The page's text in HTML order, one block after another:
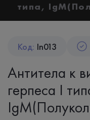
типа,
Код: In013
Антитела к
герпеса I